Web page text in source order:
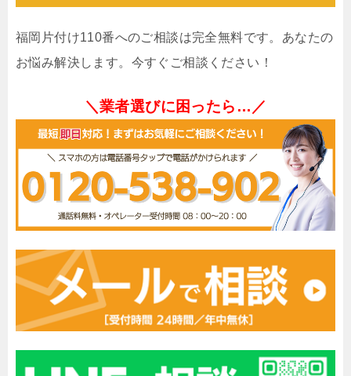
福岡片付け110番へのご相談は完全無料です。あなたの
お悩み解決します。今すぐご相談ください！
＼業者選びに困ったら…／